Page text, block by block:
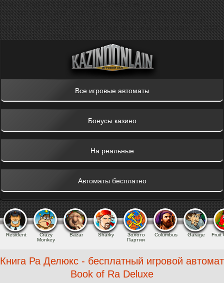
Array ( [png] => 1 [jpg] => 1 [use_direct_files] => 1
[use_ccs_minify_and_cache_kill] => assets/templates/main/css/
[use_js_minify_and_cache_kill] => assets/templates/main/jquery/
[last_time_mod] => 1595736063 [last_time_mod_humanible] => 2020-
07-26T04:01:03+00:00 )
Все игровые автоматы
Бонусы казино
На реальные
Автоматы бесплатно
Resident
Crazy
Monkey
Bazar Sharky
Золото
Партии
Columbus Garage Fruit
Книга Ра Делюкс - бесплатный игровой автомат
Book of Ra Deluxe